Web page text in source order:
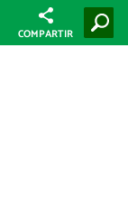
COMPARTIR